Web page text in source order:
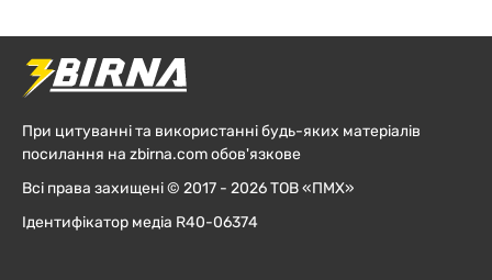
При цитуванні та використанні будь-яких матеріалів
посилання на zbirna.com обов'язкове
Всі права захищені © 2017 - 2026 ТОВ «ПМХ»
Ідентифікатор медіа R40-06374